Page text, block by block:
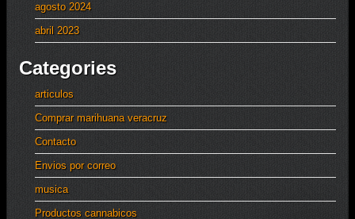
agosto 2024
abril 2023
Categories
articulos
Comprar marihuana veracruz
Contacto
Envios por correo
musica
Productos cannabicos